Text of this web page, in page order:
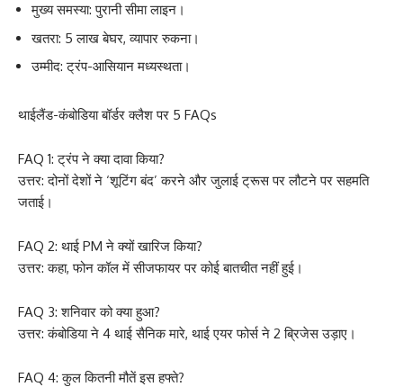
मुख्य समस्या: पुरानी सीमा लाइन।
खतरा: 5 लाख बेघर, व्यापार रुकना।
उम्मीद: ट्रंप-आसियान मध्यस्थता।
थाईलैंड-कंबोडिया बॉर्डर क्लैश पर 5 FAQs
FAQ 1: ट्रंप ने क्या दावा किया?
उत्तर: दोनों देशों ने ‘शूटिंग बंद’ करने और जुलाई ट्रूस पर लौटने पर सहमति
जताई।
FAQ 2: थाई PM ने क्यों खारिज किया?
उत्तर: कहा, फोन कॉल में सीजफायर पर कोई बातचीत नहीं हुई।
FAQ 3: शनिवार को क्या हुआ?
उत्तर: कंबोडिया ने 4 थाई सैनिक मारे, थाई एयर फोर्स ने 2 ब्रिजेस उड़ाए।
FAQ 4: कुल कितनी मौतें इस हफ्ते?